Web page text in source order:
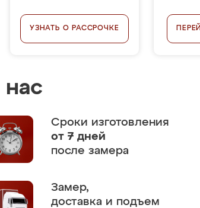
УЗНАТЬ О РАССРОЧКЕ
Сроки изготовления
от 7 дней
после замера
Замер,
доставка и подъем